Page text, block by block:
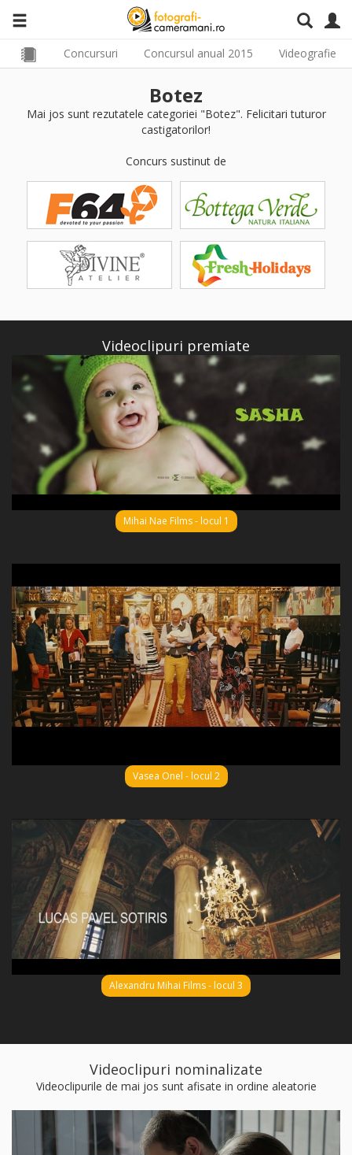
Concursuri Concursul anual 2015 Videografie
Botez
Mai jos sunt rezutatele categoriei "Botez". Felicitari tuturor
castigatorilor!
Concurs sustinut de
Videoclipuri premiate
Mihai Nae Films - locul 1
Vasea Onel - locul 2
Alexandru Mihai Films - locul 3
Videoclipuri nominalizate
Videoclipurile de mai jos sunt afisate in ordine aleatorie